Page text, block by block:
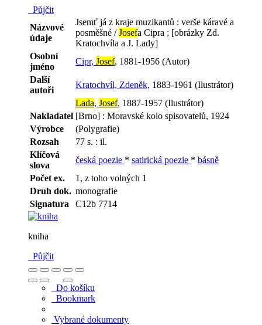
Půjčit
Názvové
údaje
Jsemť já z kraje muzikantů : verše káravé a
posměšné /Josefa Cipra ; [obrázky Zd.
Kratochvíla a J. Lady]
Osobní
jméno
Cipr, Josef, 1881-1956 (Autor)
Další
autoři
Kratochvíl, Zdeněk, 1883-1961 (Ilustrátor)
Lada, Josef, 1887-1957 (Ilustrátor)
Nakladatel [Brno] : Moravské kolo spisovatelů, 1924
Výrobce
(Polygrafie)
Rozsah
77 s. : il.
Klíčová
slova
česká poezie * satirická poezie * básně
Počet ex.
1, z toho volných 1
Druh dok. monografie
Signatura
C12b 7714
kniha
Půjčit
Do košíku
Bookmark
Vybrané dokumenty